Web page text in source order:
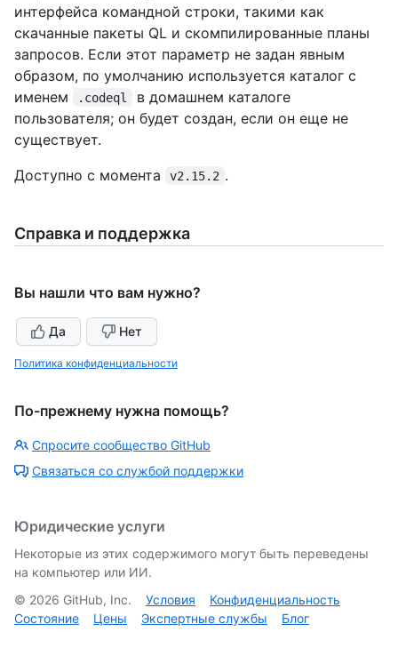
интерфейса командной строки, такими как
скачанные пакеты QL и скомпилированные планы
запросов. Если этот параметр не задан явным
образом, по умолчанию используется каталог с
именем
.codeql
в домашнем каталоге
пользователя; он будет создан, если он еще не
существует.
Доступно с момента
v2.15.2 .
Справка и поддержка
Вы нашли что вам нужно?
Да Нет
Политика конфиденциальности
По-прежнему нужна помощь?
Спросите сообщество GitHub
Связаться со службой поддержки
Юридические услуги
Некоторые из этих содержимого могут быть переведены
на компьютер или ИИ.
© 2026 GitHub, Inc. Условия
Конфиденциальность
Состояние
Цены Экспертные службы Блог